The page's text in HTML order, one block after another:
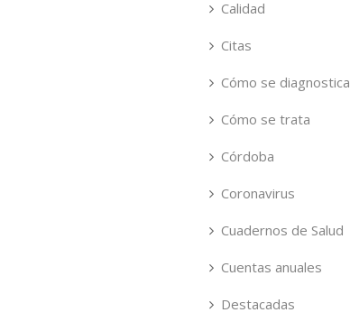
Calidad
Citas
Cómo se diagnostica
Cómo se trata
Córdoba
Coronavirus
Cuadernos de Salud
Cuentas anuales
Destacadas